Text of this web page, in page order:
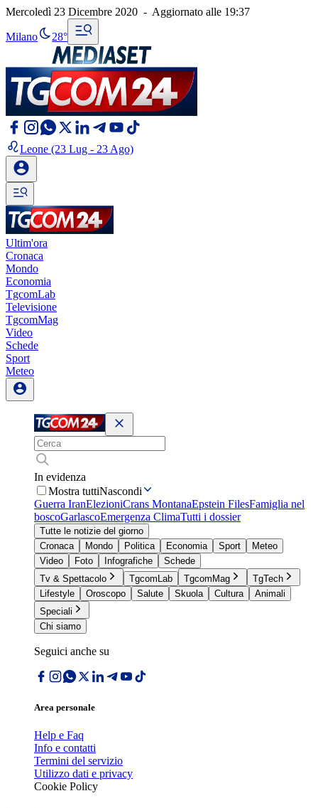
Mercoledì 23 Dicembre 2020 - Aggiornato alle 19:37
Milano 28°
Leone (23 Lug - 23 Ago)
Ultim'ora
Cronaca
Mondo
Economia
TgcomLab
Televisione
TgcomMag
Video
Schede
Sport
Meteo
In evidenza
Mostra tuttiNascondi
Guerra IranElezioniCrans MontanaEpstein FilesFamiglia nel
boscoGarlascoEmergenza ClimaTutti i dossier
Tutte le notizie del giorno
Cronaca
Mondo Politica Economia Sport
Meteo
Video
Foto Infografiche
Schede
Tv & Spettacolo
TgcomLab TgcomMag
TgTech
Lifestyle
Oroscopo Salute Skuola Cultura
Animali
Speciali
Chi siamo
Seguici anche su
Area personale
Help e Faq
Info e contatti
Termini del servizio
Utilizzo dati e privacy
Cookie Policy